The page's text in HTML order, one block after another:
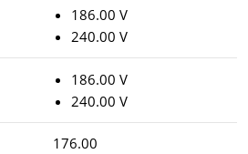
186.00 V
240.00 V
186.00 V
240.00 V
176.00